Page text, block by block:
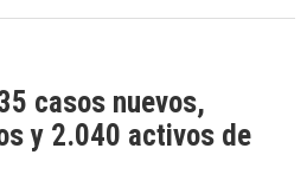
casos nuevos,
y 2.040 activos de